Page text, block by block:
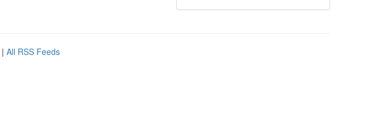
| All RSS Feeds